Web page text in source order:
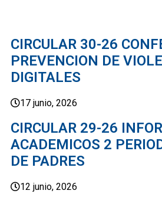
CIRCULAR 30-26
PREVENCION DE
DIGITALES
17 junio, 2026
CIRCULAR 29-26
ACADEMICOS 2
DE PADRES
12 junio, 2026